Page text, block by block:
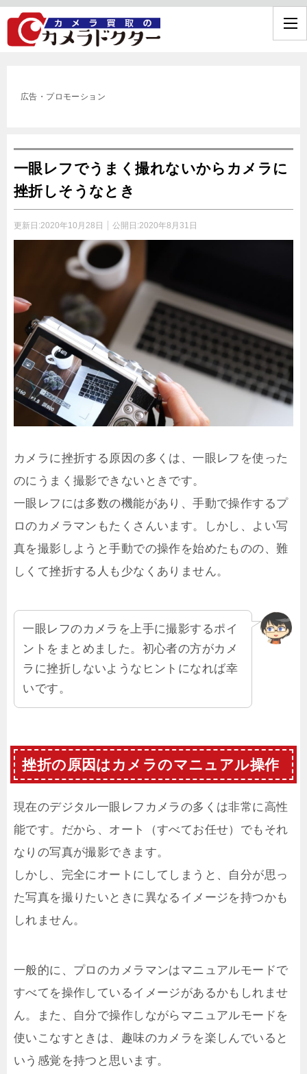
広告・プロモーション
一眼レフでうまく撮れないからカメラに
挫折しそうなとき
更新日:2020年10月28日 公開日:2020年8月31日
カメラに挫折する原因の多くは、一眼レフを使った
のにうまく撮影できないときです。
一眼レフには多数の機能があり、手動で操作するプ
ロのカメラマンもたくさんいます。しかし、よい写
真を撮影しようと手動での操作を始めたものの、難
しくて挫折する人も少なくありません。
一眼レフのカメラを上手に撮影するポイ
ントをまとめました。初心者の方がカメ
ラに挫折しないようなヒントになれば幸
いです。
挫折の原因はカメラのマニュアル操作
現在のデジタル一眼レフカメラの多くは非常に高性
能です。だから、オート（すべてお任せ）でもそれ
なりの写真が撮影できます。
しかし、完全にオートにしてしまうと、自分が思っ
た写真を撮りたいときに異なるイメージを持つかも
しれません。
一般的に、プロのカメラマンはマニュアルモードで
すべてを操作しているイメージがあるかもしれませ
ん。また、自分で操作しながらマニュアルモードを
使いこなすときは、趣味のカメラを楽しんでいると
いう感覚を持つと思います。